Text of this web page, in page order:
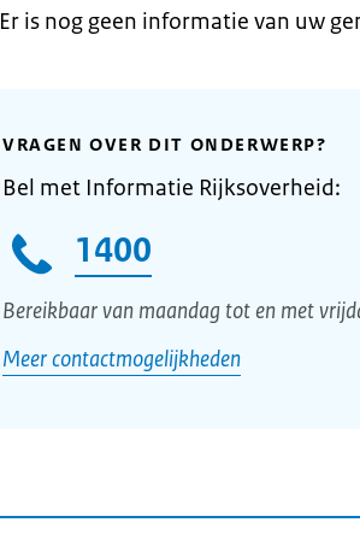
Informatie:
Er is nog geen informatie van uw
VRAGEN OVER DIT ONDERWERP?
Bel met Informatie Rijksoverheid:
1400
Bereikbaar van maandag tot en met
Meer contactmogelijkheden